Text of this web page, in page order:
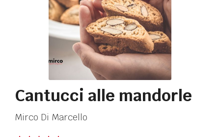
Cantucci alle mandorle
Mirco Di Marcello